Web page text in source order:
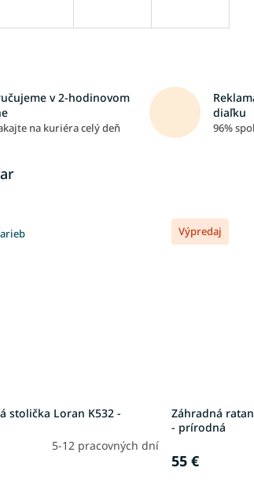
v 2-hodinovom
na kuriéra celý deň
diaľku
96%
stolička Loran K532 -
5-12 pracovných dní
Výpredaj
Záhradná
- prírodná
55 €